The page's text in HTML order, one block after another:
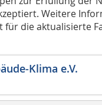
Weitere
für die aktualisierte
Klima e.V.